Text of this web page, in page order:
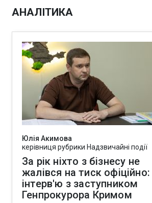
АНАЛІТИКА
Юлія Акимова
керівниця рубрики Надзвичайні події
За рік ніхто з бізнесу не
жалівся на тиск офіційно:
інтерв'ю з заступником
Генпрокурора Кримом